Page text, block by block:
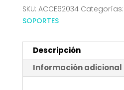
SKU: ACCE62034 Categorías:
SOPORTES
Descripción
Información adicional